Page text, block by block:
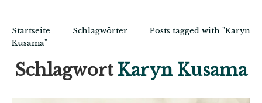
Startseite Schlagwörter
Posts tagged with "Karyn
Kusama"
Schlagwort Karyn Kusama